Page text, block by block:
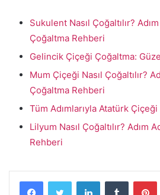
Sukulent Nasıl Çoğaltılır?
Çoğaltma Rehberi
Gelincik Çiçeği Çoğaltma:
Mum Çiçeği Nasıl Çoğaltılır?
Çoğaltma Rehberi
Tüm Adımlarıyla Atatürk Çiçeği
Lilyum Nasıl Çoğaltılır? Adım
Rehberi
LinkedInTumblr